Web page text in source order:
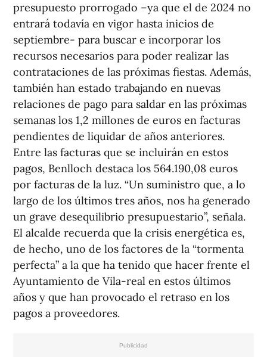
presupuesto prorrogado –ya que el de 2024 no
entrará todavía en vigor hasta inicios de
septiembre- para buscar e incorporar los
recursos necesarios para poder realizar las
contrataciones de las próximas fiestas. Además,
también han estado trabajando en nuevas
relaciones de pago para saldar en las próximas
semanas los 1,2 millones de euros en facturas
pendientes de liquidar de años anteriores.
Entre las facturas que se incluirán en estos
pagos, Benlloch destaca los 564.190,08 euros
por facturas de la luz. “Un suministro que, a lo
largo de los últimos tres años, nos ha generado
un grave desequilibrio presupuestario”, señala.
El alcalde recuerda que la crisis energética es,
de hecho, uno de los factores de la “tormenta
perfecta” a la que ha tenido que hacer frente el
Ayuntamiento de Vila-real en estos últimos
años y que han provocado el retraso en los
pagos a proveedores.